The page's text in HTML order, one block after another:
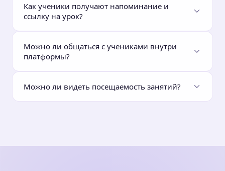
Как ученики получают напоминание и
ссылку на урок?
Можно ли общаться с учениками внутри
платформы?
Можно ли видеть посещаемость занятий?